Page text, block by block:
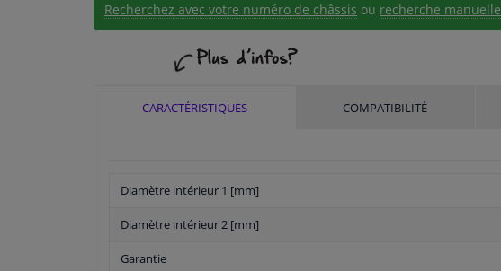
Recherchez avec votre numéro de châssis ou recherche manuelle
CARACTÉRISTIQUES COMPATIBILITÉ
Diamètre intérieur 1 [mm]
Diamètre intérieur 2 [mm]
Garantie